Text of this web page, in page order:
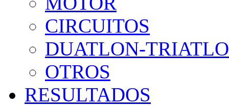
CIRCUITOS
DUATLON-
OTROS
RESULTADOS